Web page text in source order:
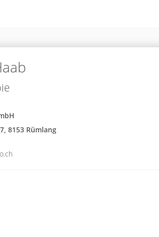
8153 Rümlang